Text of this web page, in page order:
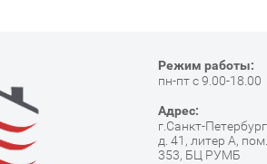
Режим работы:
пн-пт с 9.00-18.00
Адрес:
г.Санкт-
д. 41, литер А,
353, БЦ РУМБ